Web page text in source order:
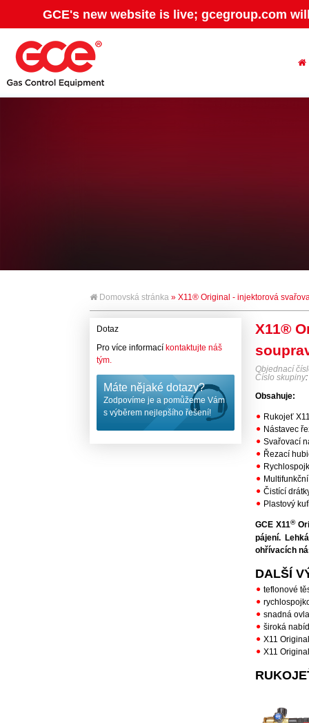
GCE's new website is live; gcegroup.com
Domovská stránka » X11® Original - injektorová
Dotaz
Pro více informací kontaktujte náš
tým.
Máte nějaké dotazy?
Zodpovíme je a pomůžeme Vám
s výběrem nejlepšího řešení!
X11®
Objednací
Číslo skupiny
Obsahuje:
Rukojeť
Nástavec
Svařovací
Řezací
Čistící
Plastový
GCE X11®
pájení.
ohřívacích
DALŠÍ
teflonové
snadná
široká
X11
X11